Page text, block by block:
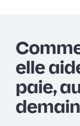
elle
paie,